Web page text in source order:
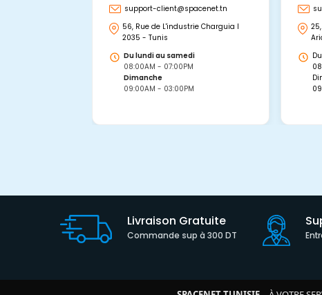
support-client@spacenet.tn
56, Rue de L'industrie Charguia I
2035 - Tunis
Du lundi au samedi
08:00AM - 07:00PM
Dimanche
09:00AM - 03:00PM
Livraison Gratuite
Commande sup à 300 DT